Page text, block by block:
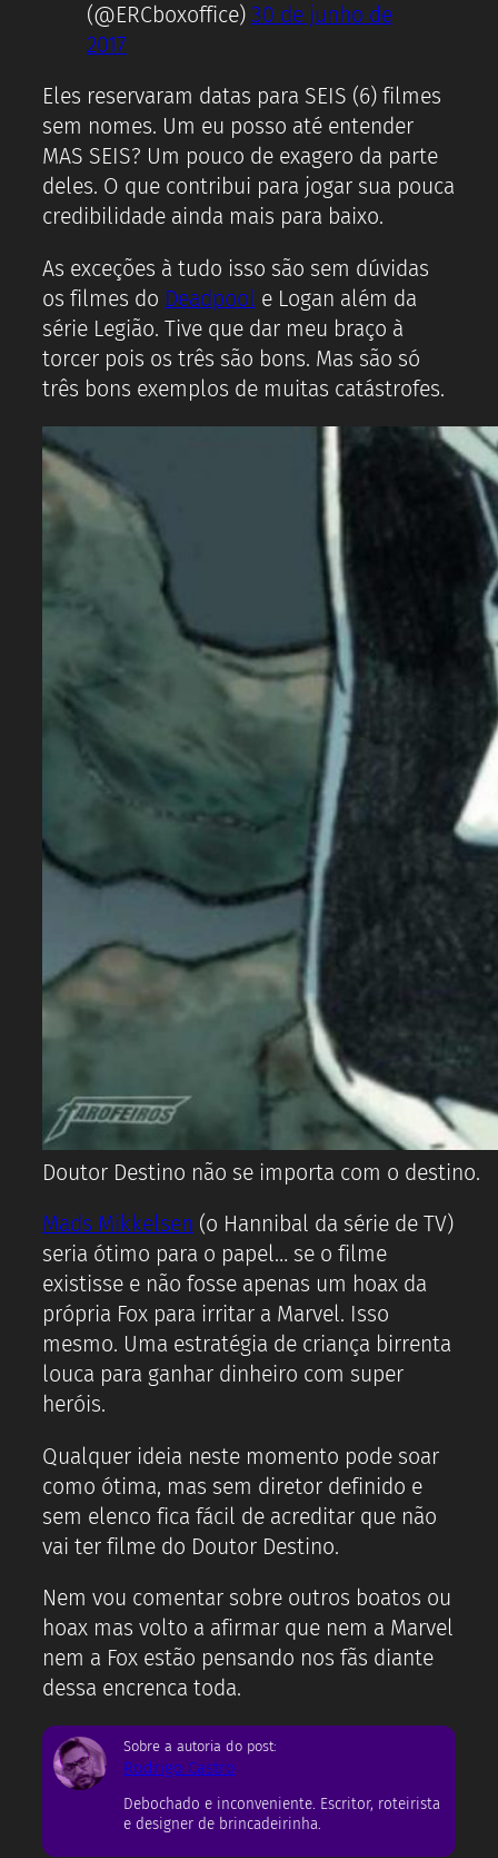
(@ERCboxoffice) 30 de junho de
2017
Eles reservaram datas para SEIS (6) filmes
sem nomes. Um eu posso até entender
MAS SEIS? Um pouco de exagero da parte
deles. O que contribui para jogar sua pouca
credibilidade ainda mais para baixo.
As exceções à tudo isso são sem dúvidas
os filmes do Deadpool e Logan além da
série Legião. Tive que dar meu braço à
torcer pois os três são bons. Mas são só
três bons exemplos de muitas catástrofes.
Doutor Destino não se importa com o destino.
Mads Mikkelsen (o Hannibal da série de TV)
seria ótimo para o papel… se o filme
existisse e não fosse apenas um hoax da
própria Fox para irritar a Marvel. Isso
mesmo. Uma estratégia de criança birrenta
louca para ganhar dinheiro com super
heróis.
Qualquer ideia neste momento pode soar
como ótima, mas sem diretor definido e
sem elenco fica fácil de acreditar que não
vai ter filme do Doutor Destino.
Nem vou comentar sobre outros boatos ou
hoax mas volto a afirmar que nem a Marvel
nem a Fox estão pensando nos fãs diante
dessa encrenca toda.
Sobre a autoria do post:
Rodrigo Castro
Debochado e inconveniente. Escritor, roteirista
e designer de brincadeirinha.